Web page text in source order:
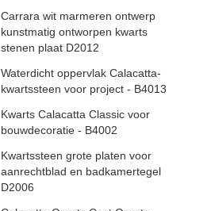
Carrara wit marmeren ontwerp
kunstmatig ontworpen kwarts
stenen plaat D2012
Waterdicht oppervlak Calacatta-
kwartssteen voor project - B4013
Kwarts Calacatta Classic voor
bouwdecoratie - B4002
Kwartssteen grote platen voor
aanrechtblad en badkamertegel
D2006